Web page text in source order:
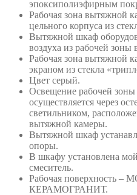
эпоксиполиэфирным
Рабочая зона вытяжной
цельного корпуса из
Вытяжной шкаф
воздуха из рабочей
Рабочая зона вытяжной
экраном из стекла
Цвет серый.
Освещение рабочей
осуществляется через
светильником,
вытяжной камеры.
Вытяжной шкаф
опоры.
В шкафу установлена
смеситель.
Рабочая поверхность
КЕРАМОГРАНИТ.